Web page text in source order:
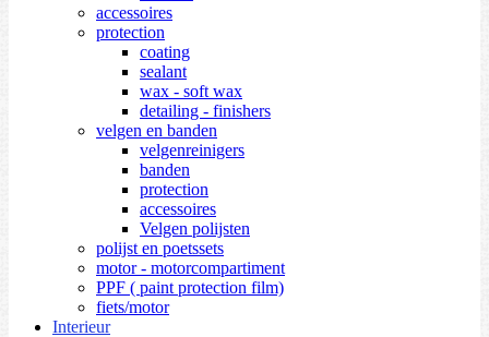
accessoires
protection
coating
sealant
wax - soft wax
detailing - finishers
velgen en banden
velgenreinigers
banden
protection
accessoires
Velgen polijsten
polijst en poetssets
motor - motorcompartiment
PPF ( paint protection film)
fiets/motor
Interieur